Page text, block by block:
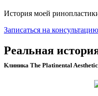
История моей
Записаться на консультацию
Реальная
Клиника The Platinental